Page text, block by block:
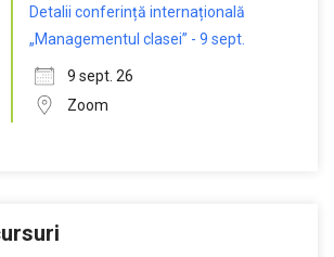
Detalii conferință internațională
„Managementul clasei” - 9 sept.
9 sept. 26
Zoom